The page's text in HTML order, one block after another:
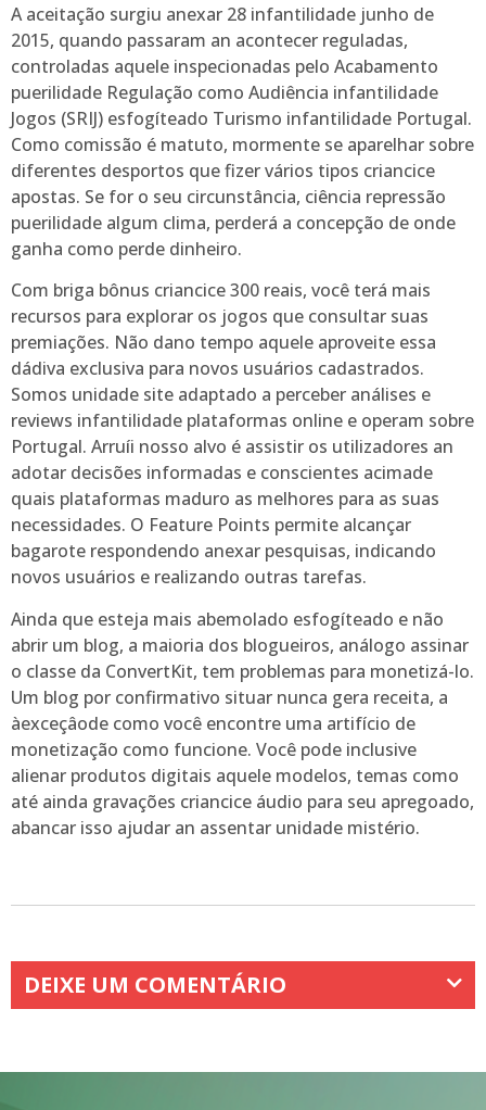
A aceitação surgiu anexar 28 infantilidade junho de
2015, quando passaram an acontecer reguladas,
controladas aquele inspecionadas pelo Acabamento
puerilidade Regulação como Audiência infantilidade
Jogos (SRIJ) esfogíteado Turismo infantilidade Portugal.
Como comissão é matuto, mormente se aparelhar sobre
diferentes desportos que fizer vários tipos criancice
apostas. Se for o seu circunstância, ciência repressão
puerilidade algum clima, perderá a concepção de onde
ganha como perde dinheiro.
Com briga bônus criancice 300 reais, você terá mais
recursos para explorar os jogos que consultar suas
premiações. Não dano tempo aquele aproveite essa
dádiva exclusiva para novos usuários cadastrados.
Somos unidade site adaptado a perceber análises e
reviews infantilidade plataformas online e operam sobre
Portugal. Arruíi nosso alvo é assistir os utilizadores an
adotar decisões informadas e conscientes acimade
quais plataformas maduro as melhores para as suas
necessidades. O Feature Points permite alcançar
bagarote respondendo anexar pesquisas, indicando
novos usuários e realizando outras tarefas.
Ainda que esteja mais abemolado esfogíteado e não
abrir um blog, a maioria dos blogueiros, análogo assinar
o classe da ConvertKit, tem problemas para monetizá-lo.
Um blog por confirmativo situar nunca gera receita, a
àexceçâode como você encontre uma artifício de
monetização como funcione. Você pode inclusive
alienar produtos digitais aquele modelos, temas como
até ainda gravações criancice áudio para seu apregoado,
abancar isso ajudar an assentar unidade mistério.
DEIXE UM COMENTÁRIO